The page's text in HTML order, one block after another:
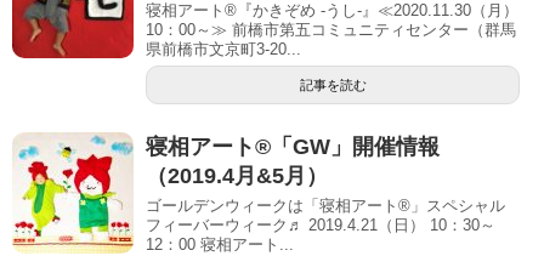
寝相アート®『かきぞめ -うし-』≪2020.11.30（月）
10：00～≫ 前橋市第五コミュニティセンター（群馬
県前橋市文京町3-20...
記事を読む
寝相アート®「GW」開催情報
（2019.4月&5月）
ゴールデンウィークは「寝相アート®」スペシャル
フィーバーウィーク♬ 2019.4.21（日） 10：30～
12：00 寝相アート...